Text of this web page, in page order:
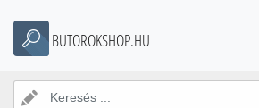
BUTOROKSHOP.HU